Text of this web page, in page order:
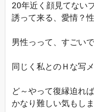
20年近く顔見てない
誘って来る、愛情？
男性っって、すごい
同じく私とのＨな写
ど～やって復縁迫れ
かなり難しい気もし